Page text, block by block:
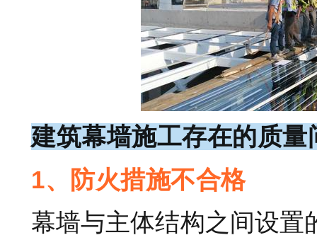
建筑幕墙施工存在的质量
1、防火措施不合格
幕墙与主体结构之间设置